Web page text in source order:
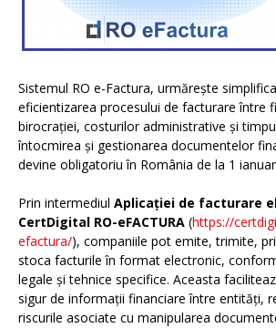
Sistemul RO e-Factura, urmărește
eficientizarea procesului de facturare între
birocrației, costurilor administrative și
întocmirea și gestionarea documentelor
devine obligatoriu în România de la 1
Prin intermediul Aplicației de facturare
CertDigital RO-eFACTURA (https://
efactura/), companiile pot emite, trimite,
stoca facturile în format electronic,
legale și tehnice specifice. Aceasta
sigur de informații financiare între entități,
riscurile asociate cu manipularea